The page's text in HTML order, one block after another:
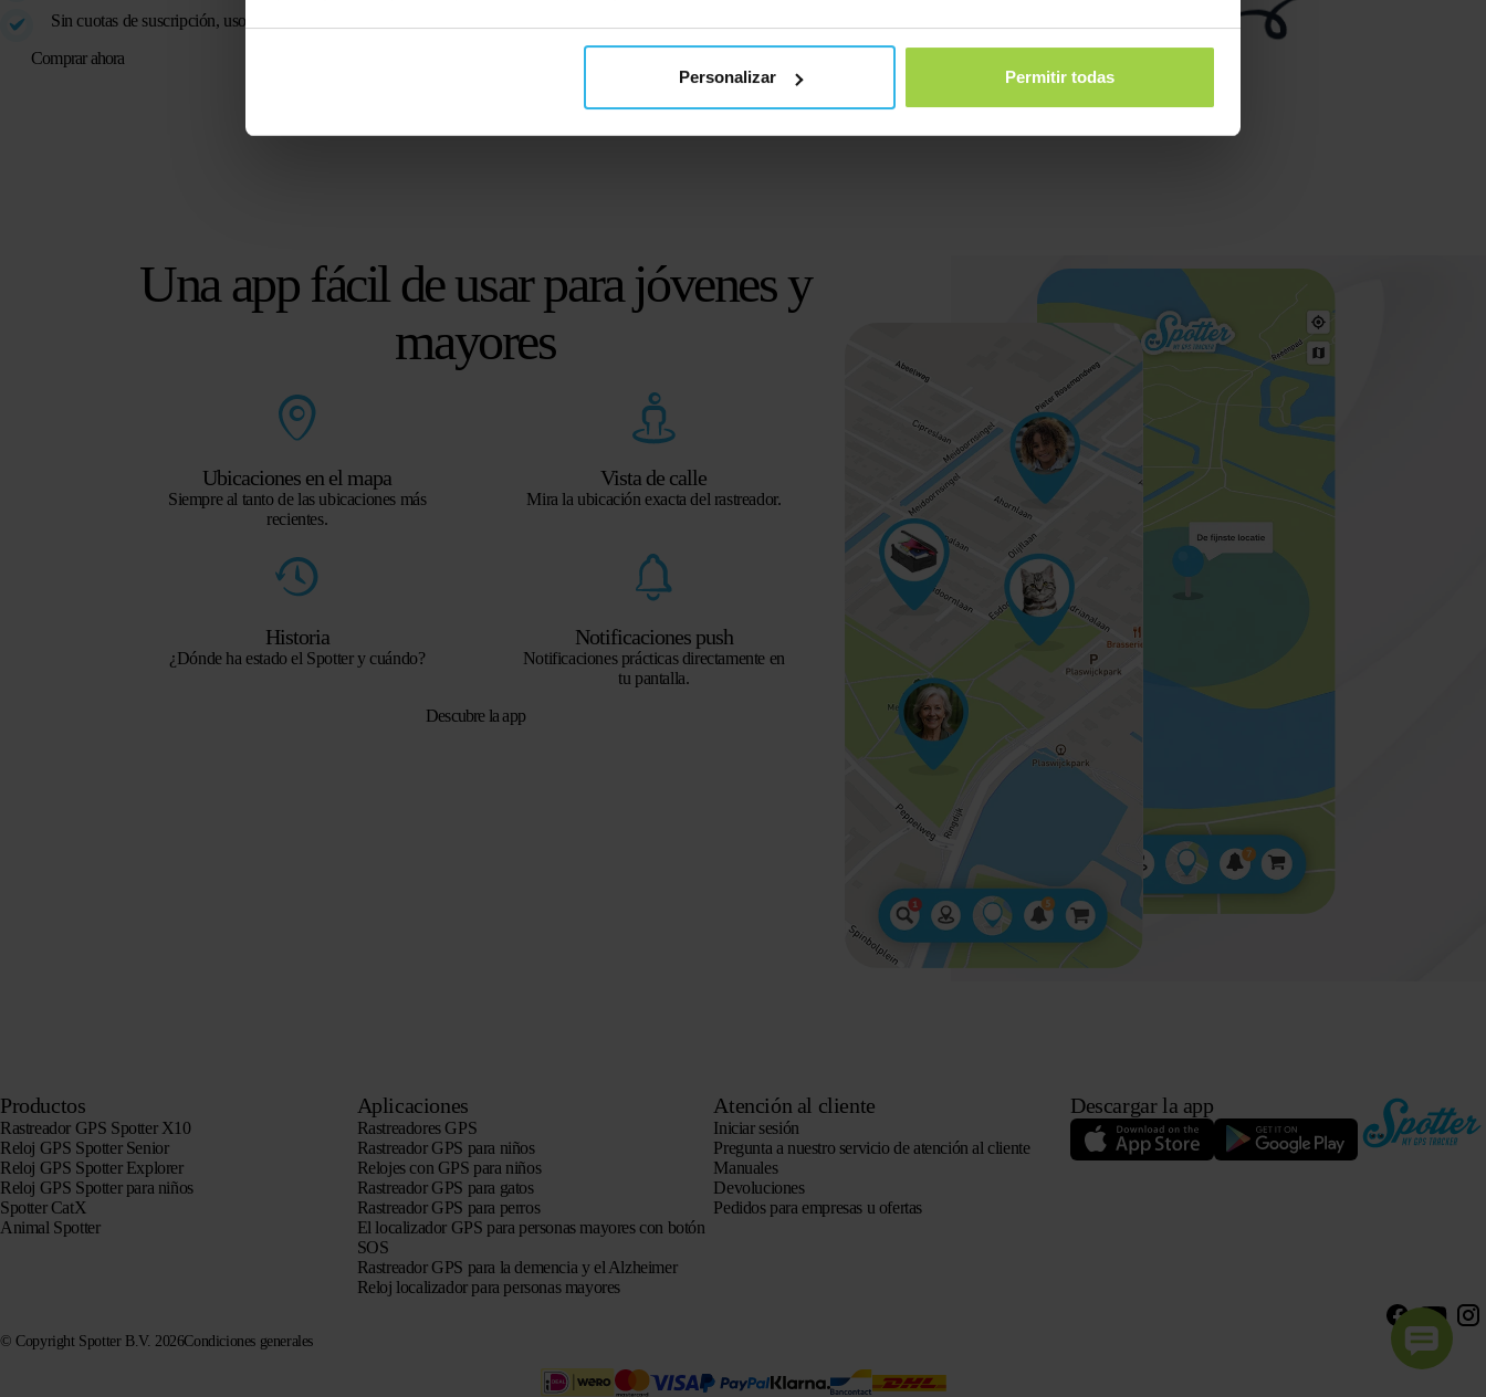
Personalizar Permitir todas
Sin cuotas de suscripción, uso de prepago
Comprar ahora
Una app fácil de usar para jóvenes y
mayores
Ubicaciones en el mapa
Siempre al tanto de las ubicaciones más
recientes.
Vista de calle
Mira la ubicación exacta del rastreador.
Historia
¿Dónde ha estado el Spotter y cuándo?
Notificaciones push
Notificaciones prácticas directamente en
tu pantalla.
Descubre la app
Productos
Rastreador GPS Spotter X10
Reloj GPS Spotter Senior
Reloj GPS Spotter Explorer
Reloj GPS Spotter para niños
Spotter CatX
Animal Spotter
Aplicaciones
Rastreadores GPS
Rastreador GPS para niños
Relojes con GPS para niños
Rastreador GPS para gatos
Rastreador GPS para perros
El localizador GPS para personas mayores con botón
SOS
Rastreador GPS para la demencia y el Alzheimer
Reloj localizador para personas mayores
Atención al cliente
Iniciar sesión
Pregunta a nuestro servicio de atención al cliente
Manuales
Devoluciones
Pedidos para empresas u ofertas
Descargar la app
© Copyright Spotter B.V. 2026Condiciones generales